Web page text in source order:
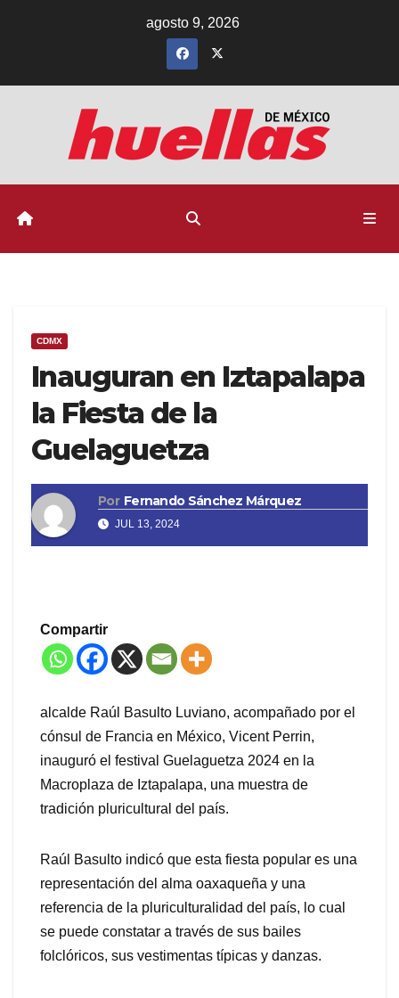
agosto 9, 2026
CDMX
Inauguran en Iztapalapa
la Fiesta de la
Guelaguetza
Por Fernando Sánchez Márquez
JUL 13, 2024
Compartir
alcalde Raúl Basulto Luviano, acompañado por el
cónsul de Francia en México, Vicent Perrin,
inauguró el festival Guelaguetza 2024 en la
Macroplaza de Iztapalapa, una muestra de
tradición pluricultural del país.
Raúl Basulto indicó que esta fiesta popular es una
representación del alma oaxaqueña y una
referencia de la pluriculturalidad del país, lo cual
se puede constatar a través de sus bailes
folclóricos, sus vestimentas típicas y danzas.